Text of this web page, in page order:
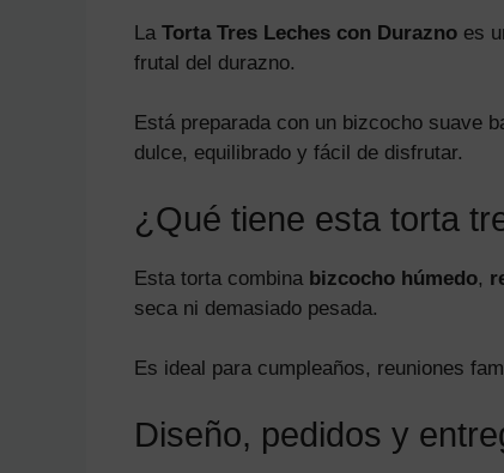
La Torta Tres Leches con Durazno es
frutal del durazno.
Está preparada con un bizcocho suave
dulce, equilibrado y fácil de disfrutar.
¿Qué tiene esta torta
Esta torta combina bizcocho húmedo,
seca ni demasiado pesada.
Es ideal para cumpleaños, reuniones
Diseño, pedidos y